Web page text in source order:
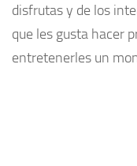
disfrutas y de los
que les gusta hacer
entretenerles un